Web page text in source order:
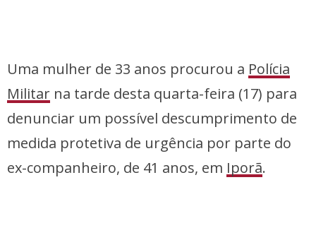
Uma mulher de 33 anos procurou a Polícia
Militar na tarde desta quarta-feira (17) para
denunciar um possível descumprimento de
medida protetiva de urgência por parte do
ex-companheiro, de 41 anos, em Iporã.